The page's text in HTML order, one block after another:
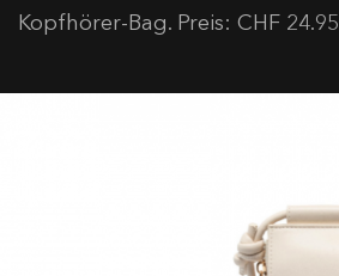
Kopfhörer-Bag. Preis: CHF 24.95